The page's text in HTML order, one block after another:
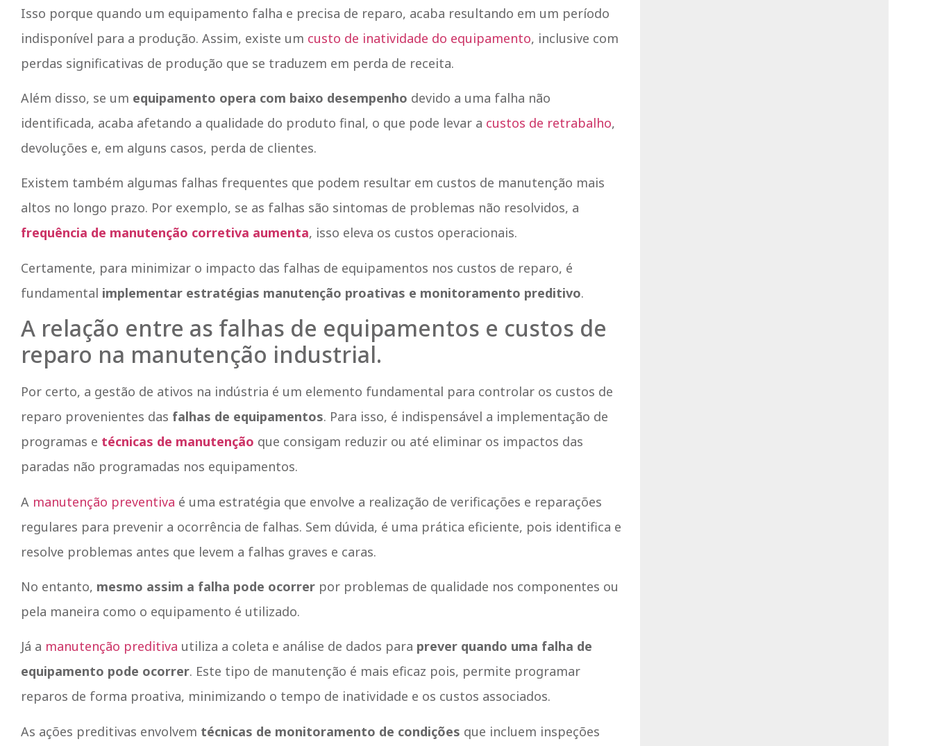
Isso porque quando um equipamento falha e precisa de reparo, acaba resultando em um período
indisponível para a produção. Assim, existe um custo de inatividade do equipamento, inclusive com
perdas significativas de produção que se traduzem em perda de receita.
Além disso, se um equipamento opera com baixo desempenho devido a uma falha não
identificada, acaba afetando a qualidade do produto final, o que pode levar a custos de retrabalho,
devoluções e, em alguns casos, perda de clientes.
Existem também algumas falhas frequentes que podem resultar em custos de manutenção mais
altos no longo prazo. Por exemplo, se as falhas são sintomas de problemas não resolvidos, a
frequência de manutenção corretiva aumenta, isso eleva os custos operacionais.
Certamente, para minimizar o impacto das falhas de equipamentos nos custos de reparo, é
fundamental implementar estratégias manutenção proativas e monitoramento preditivo.
A relação entre as falhas de equipamentos e custos de
reparo na manutenção industrial.
Por certo, a gestão de ativos na indústria é um elemento fundamental para controlar os custos de
reparo provenientes das falhas de equipamentos. Para isso, é indispensável a implementação de
programas e técnicas de manutenção que consigam reduzir ou até eliminar os impactos das
paradas não programadas nos equipamentos.
A manutenção preventiva é uma estratégia que envolve a realização de verificações e reparações
regulares para prevenir a ocorrência de falhas. Sem dúvida, é uma prática eficiente, pois identifica e
resolve problemas antes que levem a falhas graves e caras.
No entanto, mesmo assim a falha pode ocorrer por problemas de qualidade nos componentes ou
pela maneira como o equipamento é utilizado.
Já a manutenção preditiva utiliza a coleta e análise de dados para prever quando uma falha de
equipamento pode ocorrer. Este tipo de manutenção é mais eficaz pois, permite programar
reparos de forma proativa, minimizando o tempo de inatividade e os custos associados.
As ações preditivas envolvem técnicas de monitoramento de condições que incluem inspeções